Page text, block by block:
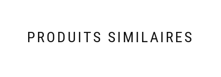
PRODUITS SIMILAIRES